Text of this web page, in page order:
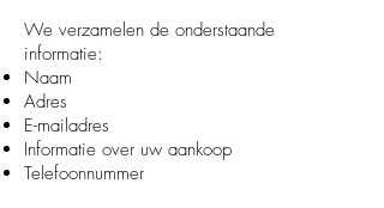
We verzamelen de onderstaande
informatie:
Naam
Adres
E-mailadres
Informatie over uw aankoop
Telefoonnummer